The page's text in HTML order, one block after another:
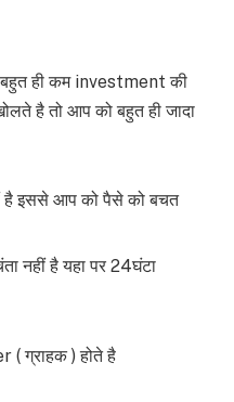
ही कम investment की
है तो आप को बहुत ही जादा
है इससे आप को पैसे को बचत
नहीं है यहा पर 24घंटा
ग्राहक ) होते है